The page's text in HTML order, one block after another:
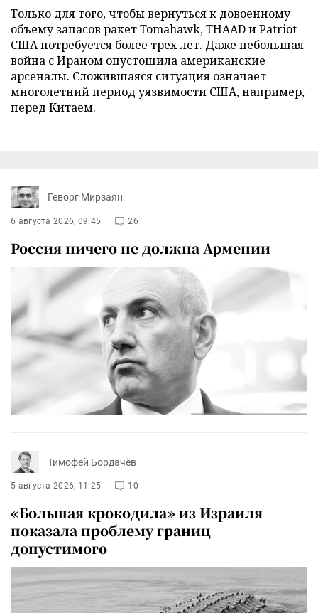
Только для того, чтобы вернуться к довоенному
объему запасов ракет Tomahawk, THAAD и Patriot
США потребуется более трех лет. Даже небольшая
война с Ираном опустошила американские
арсеналы. Сложившаяся ситуация означает
многолетний период уязвимости США, например,
перед Китаем.
Геворг Мирзаян
6 августа 2026, 09:45 26
Россия ничего не должна Армении
Тимофей Бордачёв
5 августа 2026, 11:25 10
«Большая крокодила» из Израиля
показала проблему границ
допустимого